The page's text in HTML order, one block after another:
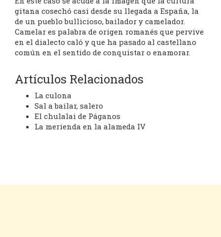
gitana cosechó casi desde su llegada a España, la
de un pueblo bullicioso, bailador y camelador.
Camelar es palabra de origen romanés que pervive
en el dialecto caló y que ha pasado al castellano
común en el sentido de conquistar o enamorar.
Artículos Relacionados
La culona
Sal a bailar, salero
El chulalai de Páganos
La merienda en la alameda IV